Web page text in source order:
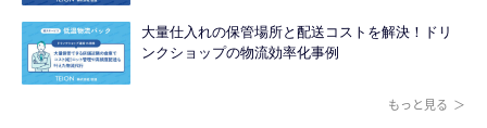
大量仕入れの保管場所と配送コストを解決！ドリ
ンクショップの物流効率化事例
もっと見る